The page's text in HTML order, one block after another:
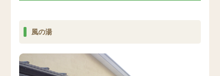
風の湯